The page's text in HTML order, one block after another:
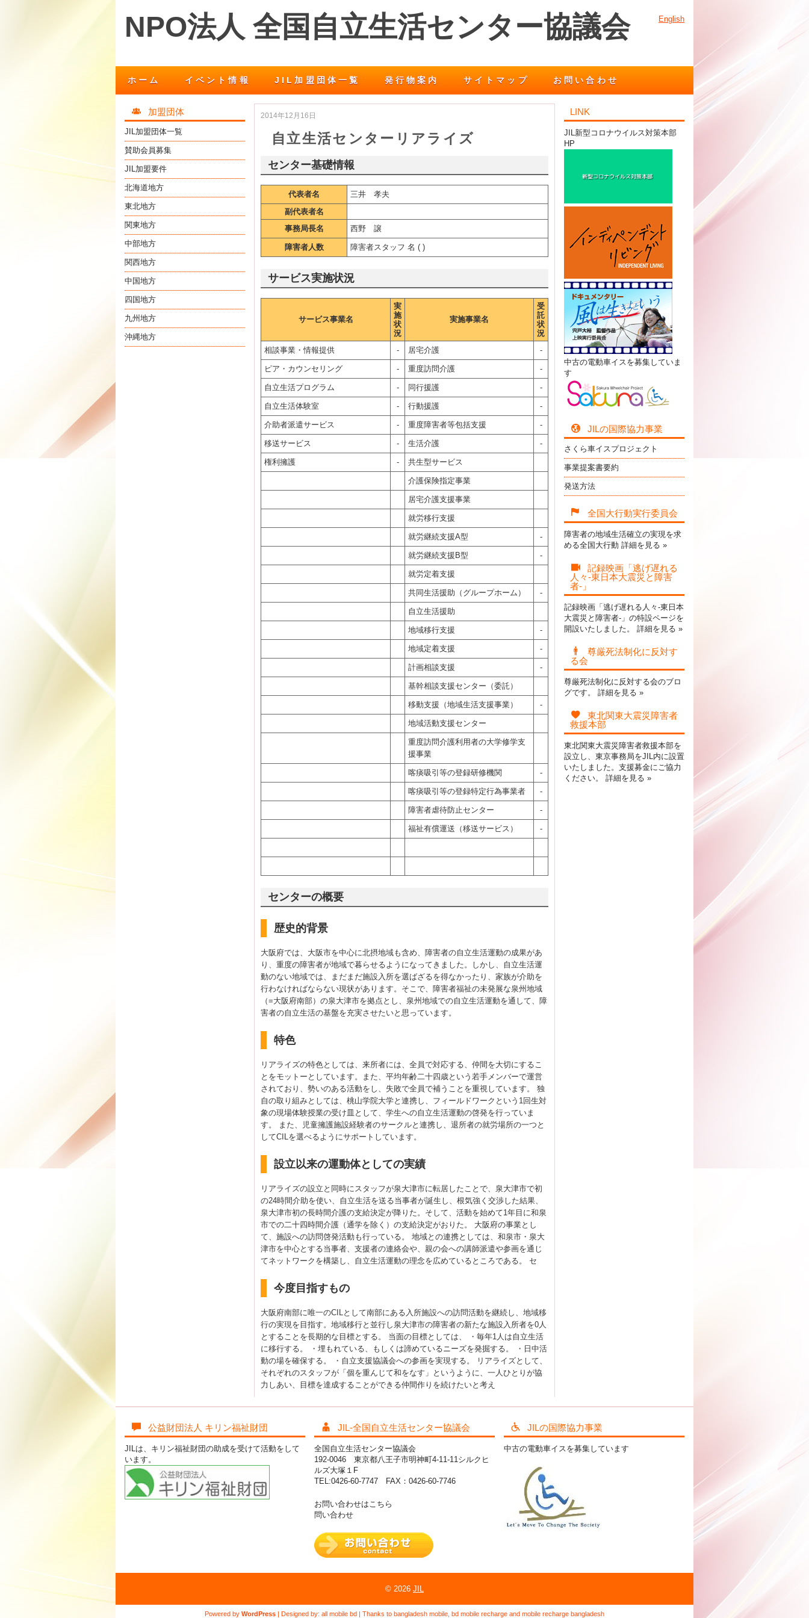
NPO法人 全国自立生活センター協議会 English
ホーム イベント情報 JIL加盟団体一覧 発行物案内 サイトマップ お問い合わせ
2014年12月16日
自立生活センターリアライズ
センター基礎情報
代表者名
三井 孝夫
副代表者名
事務局長名
西野 譲
障害者人数 障害者スタッフ 名 ( )
サービス実施状況
サービス事業名
実
施
状
況
実施事業名
受
託
状
況
相談事業・情報提供
- 居宅介護 -
ピア・カウンセリング - 重度訪問介護 -
自立生活プログラム - 同行援護 -
自立生活体験室 - 行動援護 -
介助者派遣サービス - 重度障害者等包括支援 -
移送サービス - 生活介護 -
権利擁護 - 共生型サービス
介護保険指定事業
居宅介護支援事業
就労移行支援
就労継続支援A型 -
就労継続支援B型 -
就労定着支援
共同生活援助（グループホーム） -
自立生活援助
地域移行支援 -
地域定着支援 -
計画相談支援 -
基幹相談支援センター（委託）
移動支援（地域生活支援事業） -
地域活動支援センター
重度訪問介護利用者の大学修学支
援事業
喀痰吸引等の登録研修機関 -
喀痰吸引等の登録特定行為事業者 -
障害者虐待防止センター -
福祉有償運送（移送サービス） -
センターの概要
歴史的背景
大阪府では、大阪市を中心に北摂地域も含め、障害者の自立生活運動の成果があ
り、重度の障害者が地域で暮らせるようになってきました。しかし、自立生活運
動のない地域では、まだまだ施設入所を選ばざるを得なかったり、家族が介助を
行わなければならない現状があります。そこで、障害者福祉の未発展な泉州地域
（=大阪府南部）の泉大津市を拠点とし、泉州地域での自立生活運動を通して、障
害者の自立生活の基盤を充実させたいと思っています。
特色
リアライズの特色としては、来所者には、全員で対応する、仲間を大切にするこ
とをモットーとしています。また、平均年齢二十四歳という若手メンバーで運営
されており、勢いのある活動をし、失敗で全員で補うことを重視しています。 独
自の取り組みとしては、桃山学院大学と連携し、フィールドワークという1回生対
象の現場体験授業の受け皿として、学生への自立生活運動の啓発を行っていま
す。 また、児童擁護施設経験者のサークルと連携し、退所者の就労場所の一つと
してCILを選べるようにサポートしています。
設立以来の運動体としての実績
リアライズの設立と同時にスタッフが泉大津市に転居したことで、泉大津市で初
の24時間介助を使い、自立生活を送る当事者が誕生し、根気強く交渉した結果、
泉大津市初の長時間介護の支給決定が降りた。そして、活動を始めて1年目に和泉
市での二十四時間介護（通学を除く）の支給決定がおりた。 大阪府の事業とし
て、施設への訪問啓発活動も行っている。 地域との連携としては、和泉市・泉大
津市を中心とする当事者、支援者の連絡会や、親の会への講師派遣や参画を通じ
てネットワークを構築し、自立生活運動の理念を広めているところである。 セ
今度目指すもの
大阪府南部に唯一のCILとして南部にある入所施設への訪問活動を継続し、地域移
行の実現を目指す。地域移行と並行し泉大津市の障害者の新たな施設入所者を0人
とすることを長期的な目標とする。 当面の目標としては、 ・毎年1人は自立生活
に移行する。 ・埋もれている、もしくは諦めているニーズを発掘する。 ・日中活
動の場を確保する。 ・自立支援協議会への参画を実現する。 リアライズとして、
それぞれのスタッフが「個を重んじて和をなす」というように、一人ひとりが協
力しあい、目標を達成することができる仲間作りを続けたいと考え
加盟団体
JIL加盟団体一覧
賛助会員募集
JIL加盟要件
北海道地方
東北地方
関東地方
中部地方
関西地方
中国地方
四国地方
九州地方
沖縄地方
LINK
JIL新型コロナウイルス対策本部
HP
中古の電動車イスを募集していま
す
JILの国際協力事業
さくら車イスプロジェクト
事業提案書要約
発送方法
全国大行動実行委員会
障害者の地域生活確立の実現を求
める全国大行動 詳細を見る »
記録映画「逃げ遅れる
人々-東日本大震災と障害
者-」
記録映画「逃げ遅れる人々-東日本
大震災と障害者-」の特設ページを
開設いたしました。 詳細を見る »
尊厳死法制化に反対す
る会
尊厳死法制化に反対する会のブロ
グです。 詳細を見る »
東北関東大震災障害者
救援本部
東北関東大震災障害者救援本部を
設立し、東京事務局をJIL内に設置
いたしました。支援募金にご協力
ください。 詳細を見る »
公益財団法人 キリン福祉財団
JILは、キリン福祉財団の助成を受けて活動をして
います。
JIL-全国自立生活センター協議会
全国自立生活センター協議会
192-0046 東京都八王子市明神町4-11-11シルクヒ
ルズ大塚１F
TEL:0426-60-7747 FAX：0426-60-7746
お問い合わせはこちら
問い合わせ
JILの国際協力事業
中古の電動車イスを募集しています
© 2026 JIL
Powered by WordPress | Designed by: all mobile bd | Thanks to bangladesh mobile bd mobile recharge and mobile recharge bangladesh